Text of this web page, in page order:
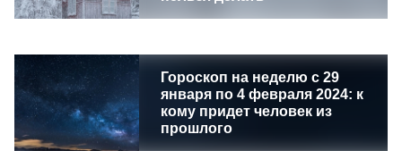
Гороскоп на неделю с 29
января по 4 февраля 2024: к
кому придет человек из
прошлого